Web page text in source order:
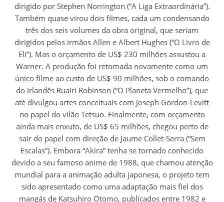
dirigido por Stephen Norrington (“A Liga Extraordinária”).
Também quase virou dois filmes, cada um condensando
três dos seis volumes da obra original, que seriam
dirigidos pelos irmãos Allen e Albert Hughes (“O Livro de
Eli”). Mas o orçamento de US$ 230 milhões assustou a
Warner. A produção foi retomada novamente como um
único filme ao custo de US$ 90 milhões, sob o comando
do irlandês Ruairí Robinson (“O Planeta Vermelho”), que
até divulgou artes conceituais com Joseph Gordon-Levitt
no papel do vilão Tetsuo. Finalmente, com orçamento
ainda mais enxuto, de US$ 65 milhões, chegou perto de
sair do papel com direção de Jaume Collet-Serra (“Sem
Escalas”). Embora “Akira” tenha se tornado conhecido
devido a seu famoso anime de 1988, que chamou atenção
mundial para a animação adulta japonesa, o projeto tem
sido apresentado como uma adaptação mais fiel dos
mangás de Katsuhiro Otomo, publicados entre 1982 e